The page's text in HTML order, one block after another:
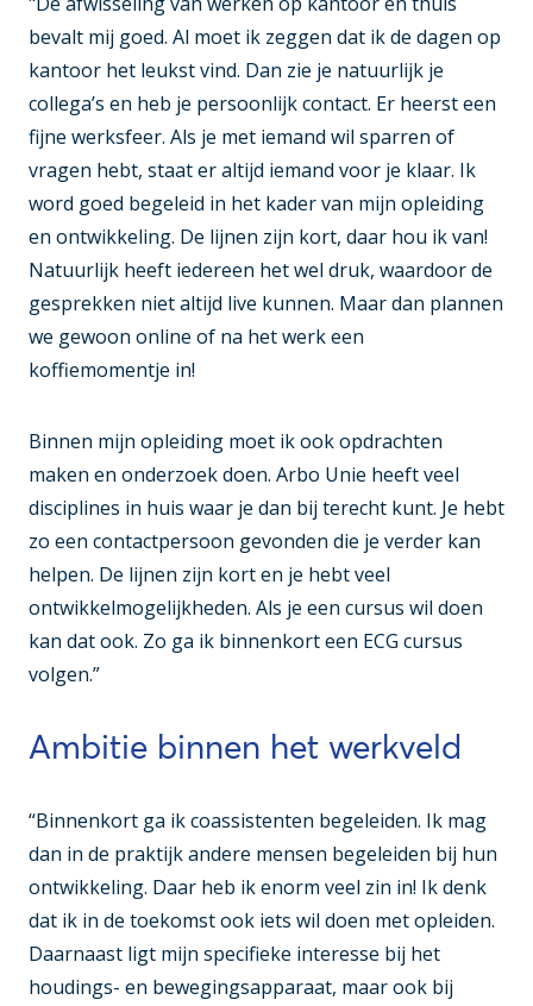
bevalt mij goed. Al moet ik zeggen dat ik de dagen op
kantoor het leukst vind. Dan zie je natuurlijk je
collega’s en heb je persoonlijk contact. Er heerst een
fijne werksfeer. Als je met iemand wil sparren of
vragen hebt, staat er altijd iemand voor je klaar. Ik
word goed begeleid in het kader van mijn opleiding
en ontwikkeling. De lijnen zijn kort, daar hou ik van!
Natuurlijk heeft iedereen het wel druk, waardoor de
gesprekken niet altijd live kunnen. Maar dan plannen
we gewoon online of na het werk een
koffiemomentje in!
Binnen mijn opleiding moet ik ook opdrachten
maken en onderzoek doen. Arbo Unie heeft veel
disciplines in huis waar je dan bij terecht kunt. Je hebt
zo een contactpersoon gevonden die je verder kan
helpen. De lijnen zijn kort en je hebt veel
ontwikkelmogelijkheden. Als je een cursus wil doen
kan dat ook. Zo ga ik binnenkort een ECG cursus
volgen.”
Ambitie binnen het werkveld
“Binnenkort ga ik coassistenten begeleiden. Ik mag
dan in de praktijk andere mensen begeleiden bij hun
ontwikkeling. Daar heb ik enorm veel zin in! Ik denk
dat ik in de toekomst ook iets wil doen met opleiden.
Daarnaast ligt mijn specifieke interesse bij het
houdings- en bewegingsapparaat, maar ook bij